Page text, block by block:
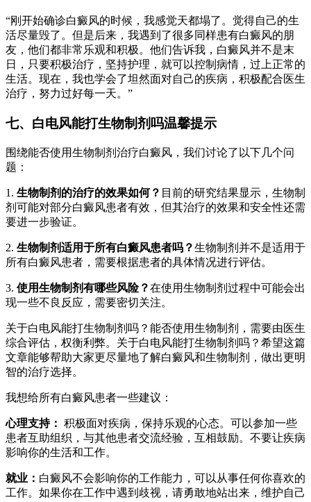
“刚开始确诊白癜风的时候，我感觉天都塌了。觉得自己的生
活尽量毁了。但是后来，我遇到了很多同样患有白癜风的朋
友，他们都非常乐观和积极。他们告诉我，白癜风并不是末
日，只要积极治疗，坚持护理，就可以控制病情，过上正常的
生活。现在，我也学会了坦然面对自己的疾病，积极配合医生
治疗，努力过好每一天。”
七、白电风能打生物制剂吗温馨提示
围绕能否使用生物制剂治疗白癜风，我们讨论了以下几个问
题：
1. 生物制剂的治疗的效果如何？ 目前的研究结果显示，生物制
剂可能对部分白癜风患者有效，但其治疗的效果和安全性还需
要进一步验证。
2. 生物制剂适用于所有白癜风患者吗？生物制剂并不是适用于
所有白癜风患者，需要根据患者的具体情况进行评估。
3. 使用生物制剂有哪些风险？在使用生物制剂过程中可能会出
现一些不良反应，需要密切关注。
关于白电风能打生物制剂吗？能否使用生物制剂，需要由医生
综合评估，权衡利弊。关于白电风能打生物制剂吗？希望这篇
文章能够帮助大家更尽量地了解白癜风和生物制剂，做出更明
智的治疗选择。
我想给所有白癜风患者一些建议：
心理支持： 积极面对疾病，保持乐观的心态。可以参加一些
患者互助组织，与其他患者交流经验，互相鼓励。不要让疾病
影响你的生活和工作。
就业： 白癜风不会影响你的工作能力，可以从事任何你喜欢的
工作。如果你在工作中遇到歧视，请勇敢地站出来，维护自己